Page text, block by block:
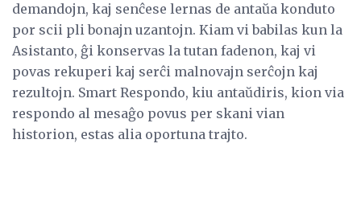
demandojn, kaj senĉese lernas de antaŭa konduto
por scii pli bonajn uzantojn. Kiam vi babilas kun la
Asistanto, ĝi konservas la tutan fadenon, kaj vi
povas rekuperi kaj serĉi malnovajn serĉojn kaj
rezultojn. Smart Respondo, kiu antaŭdiris, kion via
respondo al mesaĝo povus per skani vian
historion, estas alia oportuna trajto.